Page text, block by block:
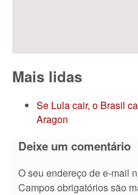
Mais lidas
Se Lula cair, o Brasil
Aragon
Deixe um comentário
O seu endereço de e-mail
Campos obrigatórios são